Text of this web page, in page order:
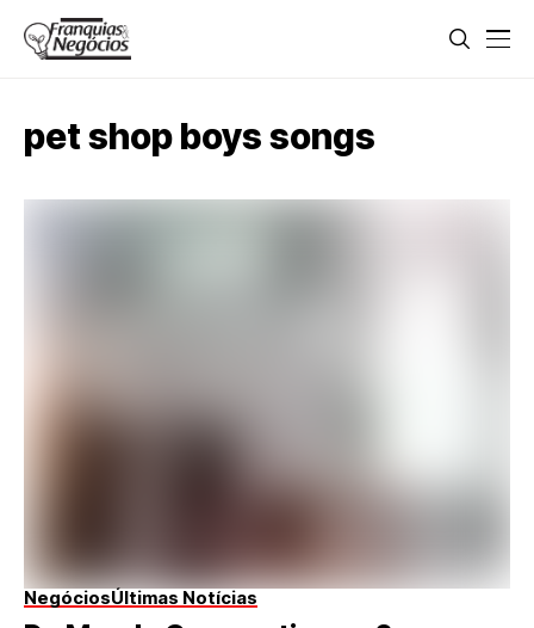
pet shop boys songs
NegóciosÚltimas Notícias